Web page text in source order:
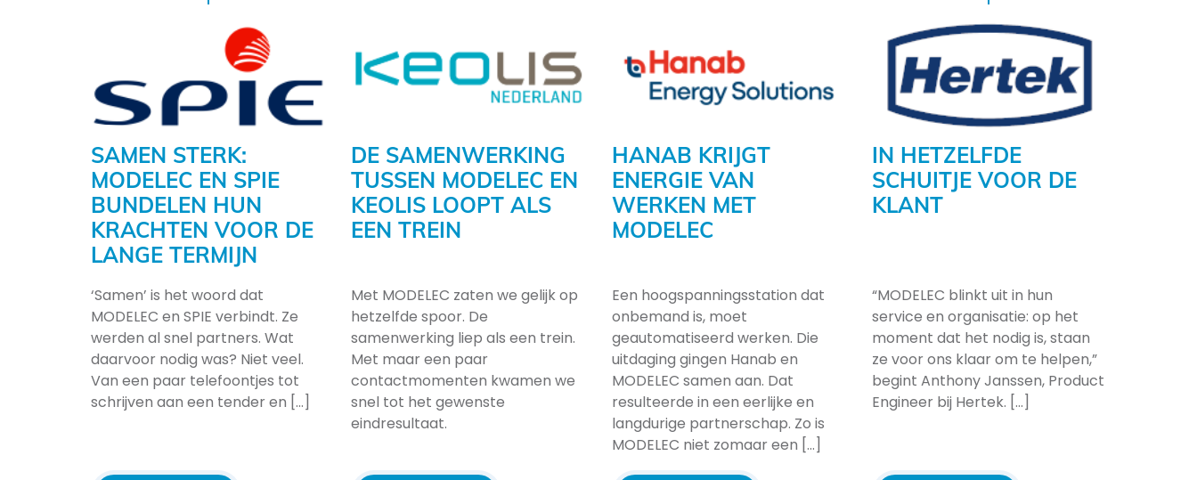
SAMEN STERK:
MODELEC EN SPIE
BUNDELEN HUN
KRACHTEN VOOR DE
LANGE TERMIJN
‘Samen’ is het woord dat
MODELEC en SPIE verbindt. Ze
werden al snel partners. Wat
daarvoor nodig was? Niet veel.
Van een paar telefoontjes tot
schrijven aan een tender en [...]
DE SAMENWERKING
TUSSEN MODELEC EN
KEOLIS LOOPT ALS
EEN TREIN
Met MODELEC zaten we gelijk op
hetzelfde spoor. De
samenwerking liep als een trein.
Met maar een paar
contactmomenten kwamen we
snel tot het gewenste
eindresultaat.
HANAB KRIJGT
ENERGIE VAN
WERKEN MET
MODELEC
Een hoogspanningsstation dat
onbemand is, moet
geautomatiseerd werken. Die
uitdaging gingen Hanab en
MODELEC samen aan. Dat
resulteerde in een eerlijke en
langdurige partnerschap. Zo is
MODELEC niet zomaar een [...]
IN HETZELFDE
SCHUITJE VOOR DE
KLANT
“MODELEC blinkt uit in hun
service en organisatie: op het
moment dat het nodig is, staan
ze voor ons klaar om te helpen,”
begint Anthony Janssen, Product
Engineer bij Hertek. [...]